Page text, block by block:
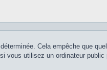
Cela empêche que
vous utilisez un ordinateur